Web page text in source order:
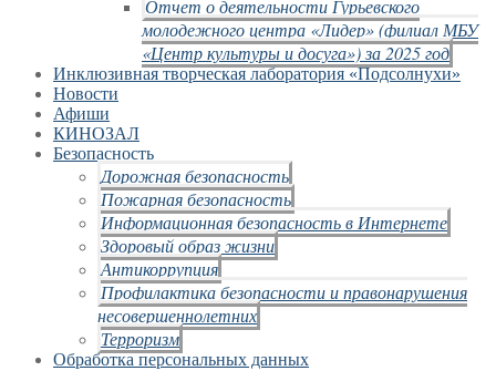
Отчет о деятельности Гурьевского
молодежного центра «Лидер» (филиал МБУ
«Центр культуры и досуга») за 2025 год
Инклюзивная творческая лаборатория «Подсолнухи»
Новости
Афиши
КИНОЗАЛ
Безопасность
Дорожная безопасность
Пожарная безопасность
Информационная безопасность в Интернете
Здоровый образ жизни
Антикоррупция
Профилактика безопасности и правонарушения
несовершеннолетних
Терроризм
Обработка персональных данных